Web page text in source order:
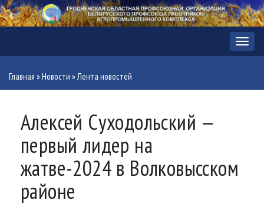
Меню
Главная »Новости »Лента новостей
Алексей Суходольский —
первый лидер на
жатве-2024 в Волковысском
районе